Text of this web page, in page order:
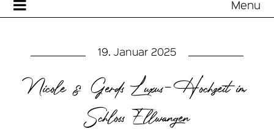
Menu
19. Januar 2025
Nicole & Gerds Luxus-Hochzeit im
Schloss Ellwangen